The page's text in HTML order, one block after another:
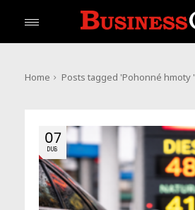
Home Posts tagged 'Pohonné hmoty '
07
DUB